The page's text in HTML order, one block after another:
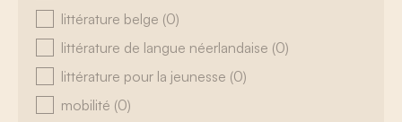
littérature belge (0)
littérature de langue néerlandaise (0)
littérature pour la jeunesse (0)
mobilité (0)